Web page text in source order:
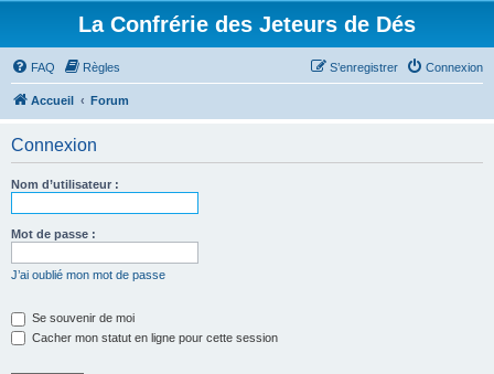
La Confrérie des Jeteurs de Dés
FAQ Règles Connexion
S’enregistrer
Accueil Forum
Connexion
Nom d’utilisateur :
Mot de passe :
J’ai oublié mon mot de passe
Se souvenir de moi
Cacher mon statut en ligne pour cette session